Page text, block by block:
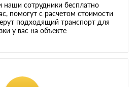
наши сотрудники бесплатно
помогут с расчетом стоимости
подходящий транспорт для
у вас на объекте